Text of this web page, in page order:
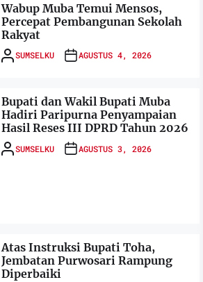
Wabup Muba Temui Mensos,
Percepat Pembangunan Sekolah
Rakyat
SUMSELKU AGUSTUS 4, 2026
Bupati dan Wakil Bupati Muba
Hadiri Paripurna Penyampaian
Hasil Reses III DPRD Tahun 2026
SUMSELKU AGUSTUS 3, 2026
Atas Instruksi Bupati Toha,
Jembatan Purwosari Rampung
Diperbaiki